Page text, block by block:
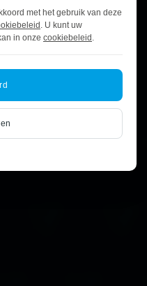
met het gebruik van deze
. U kunt uw
in onze cookiebeleid .